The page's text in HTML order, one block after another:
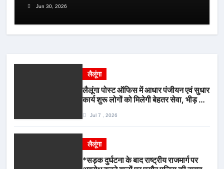
Jun 30, 2026
लैलूंगा
लैलूंगा पोस्ट ऑफिस में आधार पंजीयन एवं सुधार
कार्य शुरू लोगों को मिलेगी बेहतर सेवा, भीड़ से
Jul 7 , 2026
लैलूंगा
*सड़क दुर्घटना के बाद राष्ट्रीय राजमार्ग पर